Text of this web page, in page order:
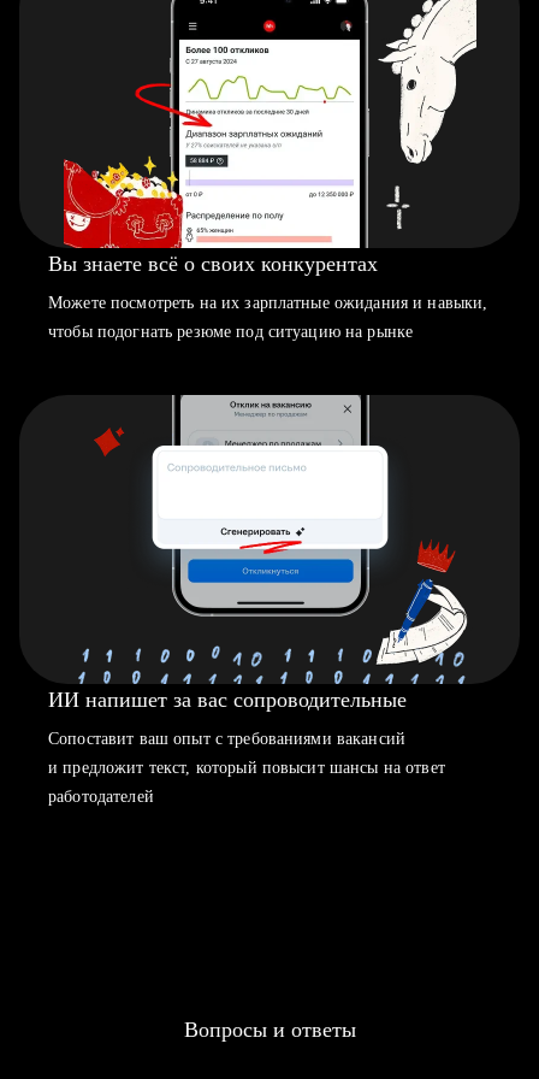
Вы знаете всё о своих конкурентах
Можете посмотреть на их зарплатные ожидания и навыки,
чтобы подогнать резюме под ситуацию на рынке
ИИ напишет за вас сопроводительные
Сопоставит ваш опыт с требованиями вакансий
и предложит текст, который повысит шансы на ответ
работодателей
Вопросы и ответы